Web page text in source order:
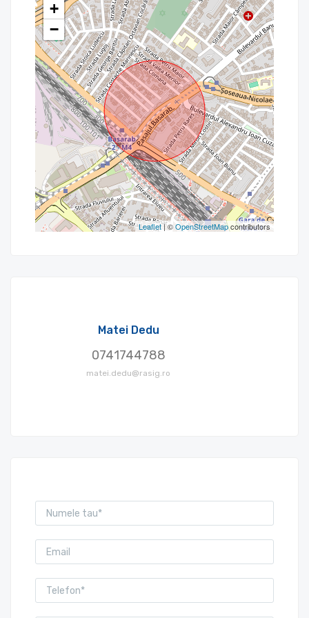
+
−
Leaflet| ©OpenStreetMapcontributors
Matei Dedu
0741744788
matei.dedu@rasig.ro